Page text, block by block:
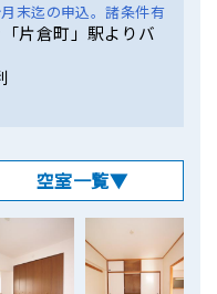
末迄の申込。諸条件有
片倉町」駅よりバ
空室一覧▼